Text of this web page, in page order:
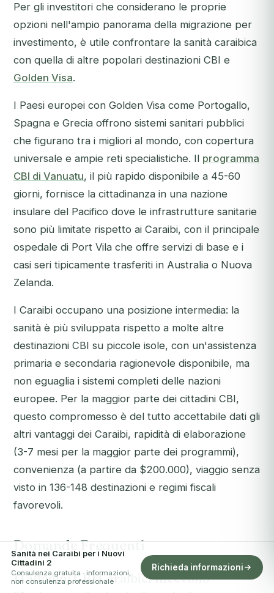
Per gli investitori che considerano le proprie
opzioni nell'ampio panorama della migrazione per
investimento, è utile confrontare la sanità caraibica
con quella di altre popolari destinazioni CBI e
Golden Visa.
I Paesi europei con Golden Visa come Portogallo,
Spagna e Grecia offrono sistemi sanitari pubblici
che figurano tra i migliori al mondo, con copertura
universale e ampie reti specialistiche. Il programma
CBI di Vanuatu, il più rapido disponibile a 45-60
giorni, fornisce la cittadinanza in una nazione
insulare del Pacifico dove le infrastrutture sanitarie
sono più limitate rispetto ai Caraibi, con il principale
ospedale di Port Vila che offre servizi di base e i
casi seri tipicamente trasferiti in Australia o Nuova
Zelanda.
I Caraibi occupano una posizione intermedia: la
sanità è più sviluppata rispetto a molte altre
destinazioni CBI su piccole isole, con un'assistenza
primaria e secondaria ragionevole disponibile, ma
non eguaglia i sistemi completi delle nazioni
europee. Per la maggior parte dei cittadini CBI,
questo compromesso è del tutto accettabile dati gli
altri vantaggi dei Caraibi, rapidità di elaborazione
(3-7 mesi per la maggior parte dei programmi),
convenienza (a partire da $200.000), viaggio senza
visto in 136-148 destinazioni e regimi fiscali
favorevoli.
Domande Frequenti
I Cittadini CBI Caraibici Ricevono
Sanità nei Caraibi per i Nuovi
Cittadini 2
Consulenza gratuita · informazioni,
non consulenza professionale
Richieda informazioni